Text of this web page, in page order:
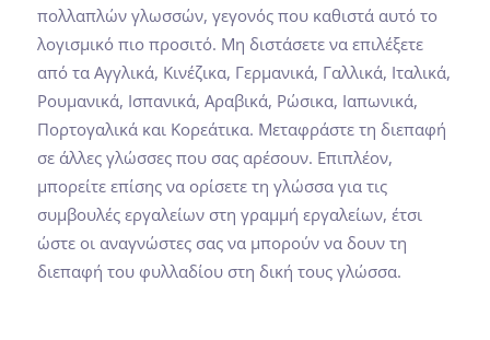
πολλαπλών γλωσσών, γεγονός που καθιστά αυτό το
λογισμικό πιο προσιτό. Μη διστάσετε να επιλέξετε
από τα Αγγλικά, Κινέζικα, Γερμανικά, Γαλλικά, Ιταλικά,
Ρουμανικά, Ισπανικά, Αραβικά, Ρώσικα, Ιαπωνικά,
Πορτογαλικά και Κορεάτικα. Μεταφράστε τη διεπαφή
σε άλλες γλώσσες που σας αρέσουν. Επιπλέον,
μπορείτε επίσης να ορίσετε τη γλώσσα για τις
συμβουλές εργαλείων στη γραμμή εργαλείων, έτσι
ώστε οι αναγνώστες σας να μπορούν να δουν τη
διεπαφή του φυλλαδίου στη δική τους γλώσσα.